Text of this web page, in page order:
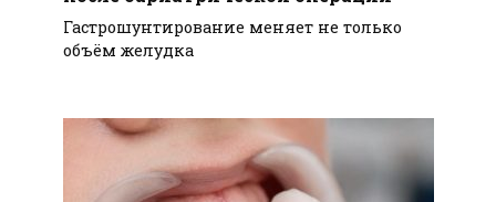
Гастрошунтирование меняет не только
объём желудка